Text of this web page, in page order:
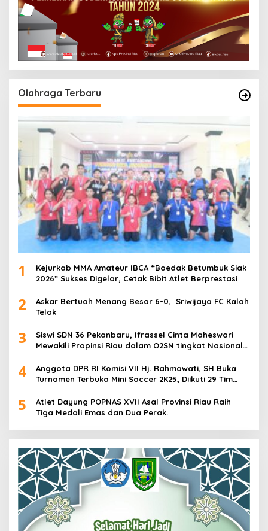
Olahraga Terbaru
1
Kejurkab MMA Amateur IBCA “Boedak Betumbuk Siak
2026” Sukses Digelar, Cetak Bibit Atlet Berprestasi
2
Askar Bertuah Menang Besar 6-0, Sriwijaya FC Kalah
Telak
3
Siswi SDN 36 Pekanbaru, Ifrassel Cinta Maheswari
Mewakili Propinsi Riau dalam O2SN tingkat Nasional
4
Anggota DPR RI Komisi VII Hj. Rahmawati, SH Buka
Turnamen Terbuka Mini Soccer 2K25, Diikuti 29 Tim
5
Atlet Dayung POPNAS XVII Asal Provinsi Riau Raih
Tiga Medali Emas dan Dua Perak.